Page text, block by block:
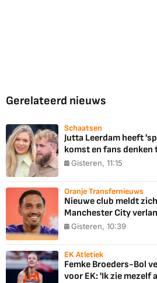
Gerelateerd nieuws
Schaatsen
Jutta Leerdam heeft
komst en fans denken
Gisteren, 11:15
Oranje Transfernieuws
Nieuwe club meldt
Manchester City
Gisteren, 10:39
EK Atletiek
Femke Broeders-Bol
voor EK: 'Ik zie mezelf